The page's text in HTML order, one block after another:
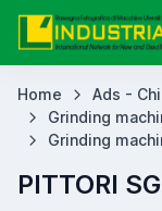
Home Ads -
Grinding
Grinding
PITTORI